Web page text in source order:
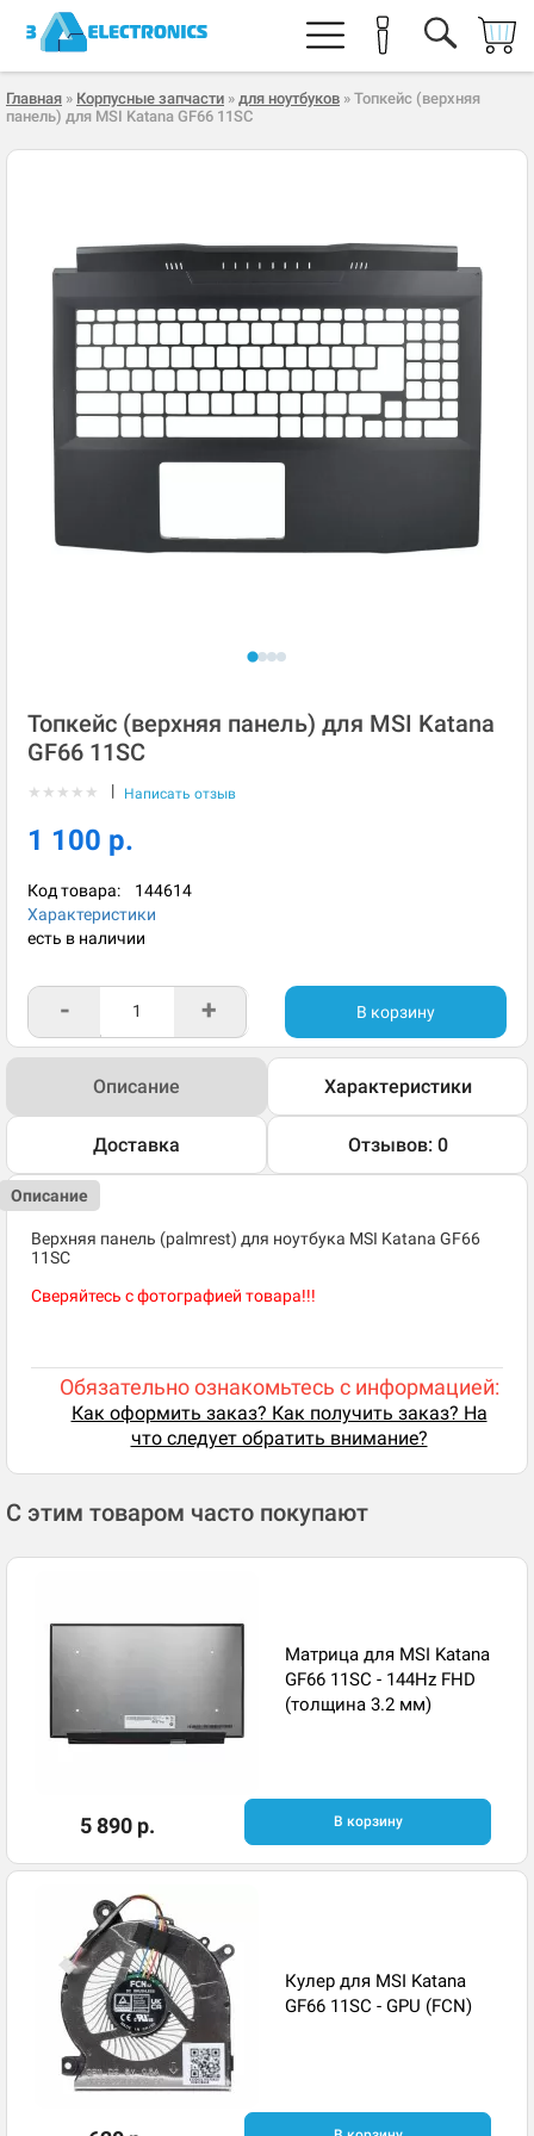
Главная » Корпусные запчасти » для ноутбуков » Топкейс (верхняя
панель) для MSI Katana GF66 11SC
Топкейс (верхняя панель) для MSI Katana
GF66 11SC
★ ★ ★ ★ ★ | Написать отзыв
1 100 р.
Код товара: 144614
Характеристики
есть в наличии
- + В корзину
Описание Характеристики
Доставка Отзывов: 0
Описание
Верхняя панель (palmrest) для ноутбука MSI Katana GF66
11SC
Сверяйтесь с фотографией товара!!!
Обязательно ознакомьтесь с информацией:
Как оформить заказ? Как получить заказ? На
что следует обратить внимание?
С этим товаром часто покупают
Матрица для MSI Katana
GF66 11SC - 144Hz FHD
(толщина 3.2 мм)
5 890 р. В корзину
Кулер для MSI Katana
GF66 11SC - GPU (FCN)